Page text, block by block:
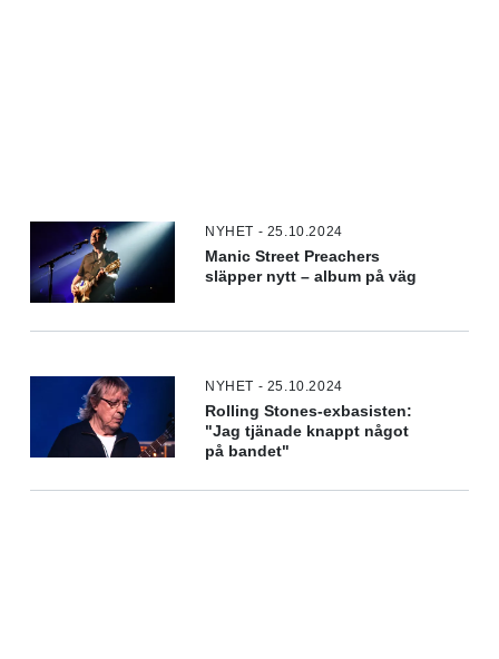
NYHET - 25.10.2024
Manic Street Preachers
släpper nytt – album på väg
NYHET - 25.10.2024
Rolling Stones-exbasisten:
"Jag tjänade knappt något
på bandet"